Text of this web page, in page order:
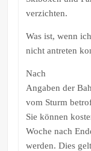
verzichten.
Was ist, wenn
nicht antreten
Nach
Angaben der
vom Sturm
Sie können
Woche nach
werden. Dies